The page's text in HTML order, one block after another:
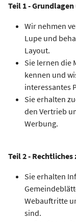
Teil 1 -
Wir nehmen
Lupe und
Layout.
Sie lernen die
kennen und
interessantes
Sie erhalten
den Vertrieb
Werbung.
Teil 2 -
Sie erhalten
Webauftritte
sind.